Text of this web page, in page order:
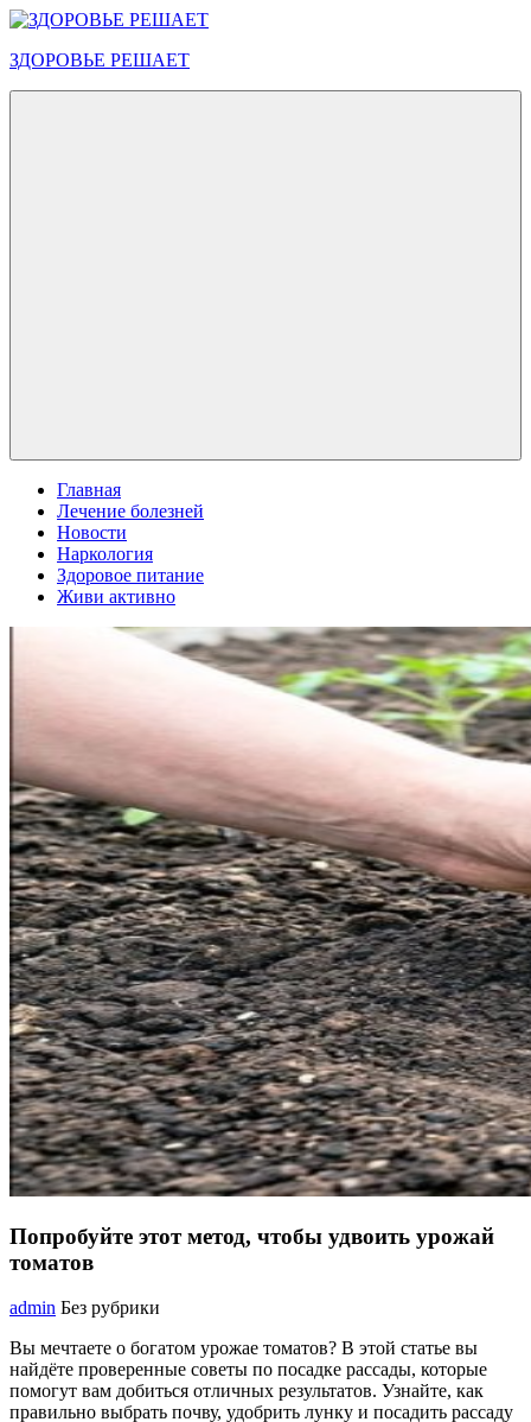
Перейти
содержимому
ЗДОРОВЬЕ РЕШАЕТ
Главная
Лечение болезней
Новости
Наркология
Здоровое питание
Живи активно
Попробуйте этот метод, чтобы удвоить урожай
томатов
admin Без рубрики
Вы мечтаете о богатом урожае томатов? В этой статье вы
найдёте проверенные советы по посадке рассады, которые
помогут вам добиться отличных результатов. Узнайте, как
правильно выбрать почву, удобрить лунку и посадить рассаду